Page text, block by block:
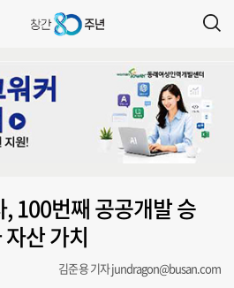
100번째 공공개발 승
산 가치
김준용 기자 jundragon@busan.com